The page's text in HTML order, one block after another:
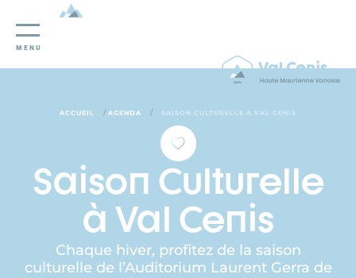
Panneau de gestion des cookies
MENU
ACCUEIL / AGENDA / SAISON CULTURELLE À VAL CENIS
Saison Culturelle
à Val Cenis
Chaque hiver, profitez de la saison
culturelle de l’Auditorium Laurent Gerra de